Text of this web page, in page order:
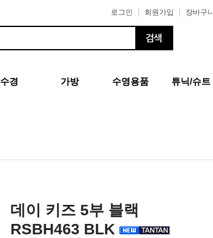
로그인 회원가입 장바구니
수경 가방 수영용품 튜닉/슈트
데이 키즈 5부 블랙
RSBH463 BLK